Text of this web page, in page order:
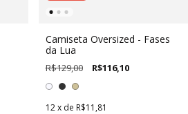
Camiseta Oversized - Fases
da Lua
R$129,00 R$116,10
12 x de R$11,81